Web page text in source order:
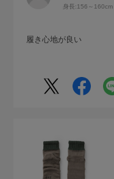
身長:156～160cm
履き心地が良い